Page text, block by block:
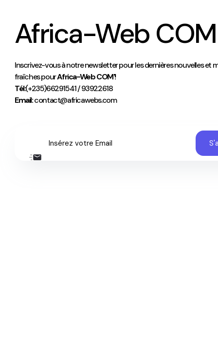
Africa-Web
Inscrivez-vous à notre newsletter pour les dernières nouvelles et
fraîches pourAfrica-Web COM'!
Tél:(+235)66291541 / 93922618
Email:contact@africawebs.com